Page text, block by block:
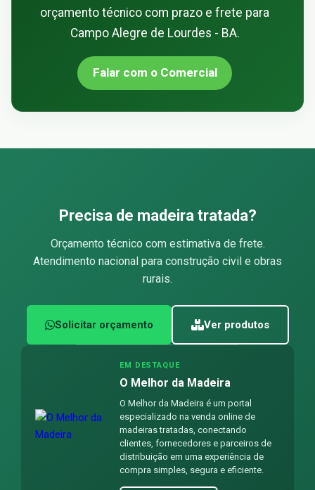
orçamento técnico com prazo e frete para
Campo Alegre de Lourdes - BA.
Falar com o Comercial
Precisa de madeira tratada?
Orçamento técnico com estimativa de frete.
Atendimento nacional para construção civil e obras
rurais.
Solicitar orçamento Ver produtos
EM DESTAQUE
O Melhor da Madeira
O Melhor da Madeira é um portal
especializado na venda online de
madeiras tratadas, conectando
clientes, fornecedores e parceiros de
distribuição em uma experiência de
compra simples, segura e eficiente.